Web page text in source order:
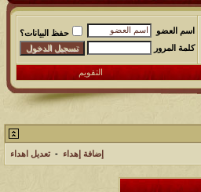
اسم العضو
حفظ البيانات؟
كلمة المرور
التقويم
إضافة إهداء - تعديل اهداء